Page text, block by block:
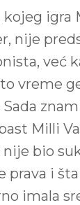
kojeg igra
nije
već
vreme
Milli
nije bio
prava i
imala